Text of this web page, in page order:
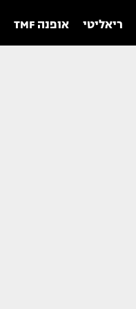
ריאליטי אופנה TMF